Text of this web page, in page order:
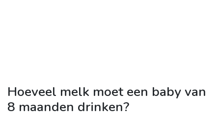
Hoeveel melk moet een baby van
8 maanden drinken?